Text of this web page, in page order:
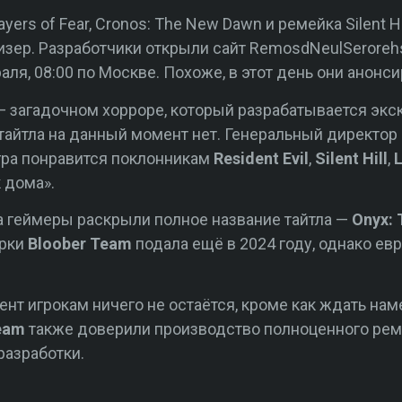
of Fear, Cronos: The New Dawn и ремейка Silent
Разработчики открыли сайт
08:00 по Москве. Похоже, в этот день они
загадочном хорроре, который разрабатывается
на данный момент нет. Генеральный директор
понравится поклонникам Resident Evil, Silent Hill,
дома».
раскрыли полное название тайтла — Onyx:
Bloober Team подала ещё в 2024 году, однако
игрокам ничего не остаётся, кроме как ждать
также доверили производство полноценного